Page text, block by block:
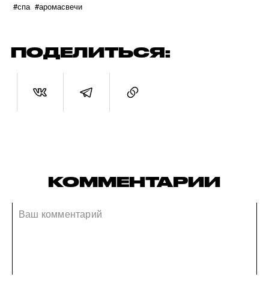
#спа #аромасвечи
ПОДЕЛИТЬСЯ:
КОММЕНТАРИИ